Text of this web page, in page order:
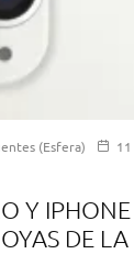
(Esfera)
Y
DE